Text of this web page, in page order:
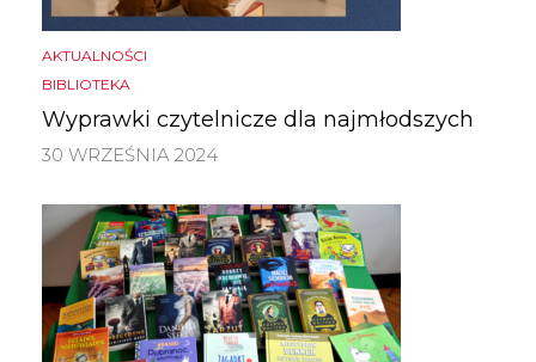
AKTUALNOŚCI
BIBLIOTEKA
Wyprawki czytelnicze dla najmłodszych
30 WRZEŚNIA 2024